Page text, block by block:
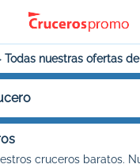
Todas nuestras ofertas